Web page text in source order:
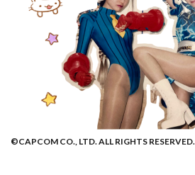
©CAPCOM CO., LTD. ALL RIGHTS RESERVED.